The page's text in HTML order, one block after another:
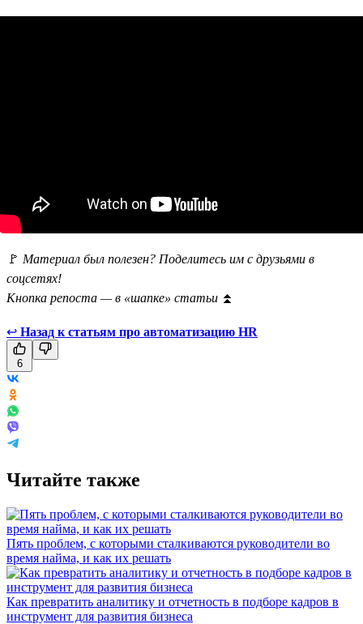
🚩 Материал был полезен? Поделитесь им с друзьями в
соцсетях!
Кнопка репоста — в «шапке» статьи ⏫
↩ Назад к статьям про автоматизацию HR
6
Читайте также
Пять проблем, с которыми сталкиваются руководители во
время найма, и как их решать
Как превратить аналитику и отчетность в подборе кадров в
инструмент для развития бизнеса